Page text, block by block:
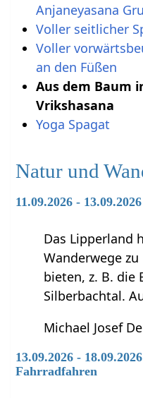
Anjaneyasana
Voller seitlicher
Voller
an den Füßen
Aus dem Baum
Vrikshasana
Yoga Spagat
Natur und
11.09.2026 -
Das Lipperland
Wanderwege
bieten, z. B. die
Silberbachtal.
Michael Josef
13.09.2026 -
Fahrradfahren